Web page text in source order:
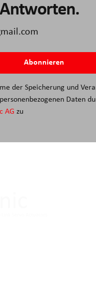
der Speicherung und
Daten
AG zu